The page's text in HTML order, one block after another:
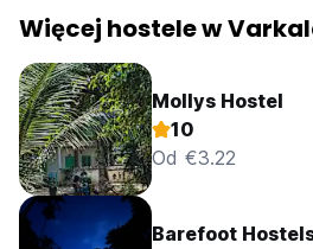
Więcej hostele w
Mollys Hostel
10
Od €3.22
Barefoot